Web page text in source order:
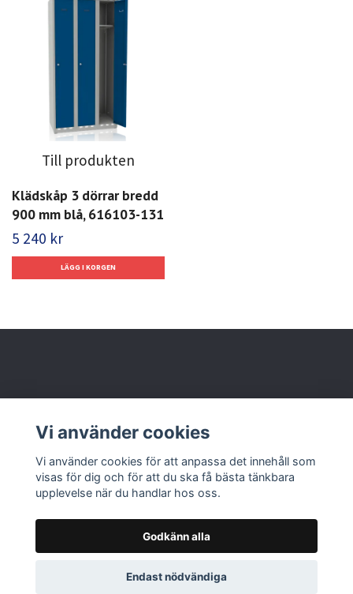
Till produkten
Klädskåp 3 dörrar bredd
900 mm blå, 616103-131
5 240 kr
Läs mer
© 2026 Nolbox AB
Vi använder cookies
Vi använder cookies för att anpassa det innehåll som
visas för dig och för att du ska få bästa tänkbara
upplevelse när du handlar hos oss.
Godkänn alla
Endast nödvändiga